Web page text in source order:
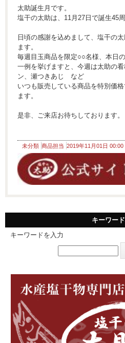
太助誕生月です。
塩干の太助は、11月27日で誕生45
日頃の感謝を込めまして、塩干の
ます。
毎週目玉商品を限定○○名様、本日
一例を挙げますと、今週は太助の
ン、瀬つきあじ など
いつも販売している商品を特別価
ます。
是非、ご来店お待ちしております。
未分類 商品担当 2019年11月01日 00:00
キーワー
キーワードを入力